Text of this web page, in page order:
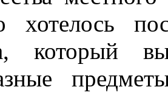
хотелось
который